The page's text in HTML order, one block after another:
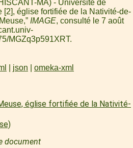
MA) - Université de
[2], église fortifiée de la Nativité-de-
IMAGE, consulté le 7 août
MGZq3p591XRT.
json omeka-xml
église fortifiée de la Nativité-
document